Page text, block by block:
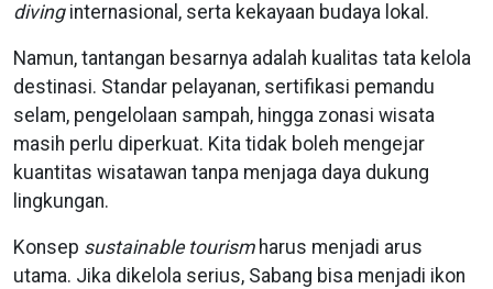
divinginternasional, serta kekayaan budaya lokal.
Namun, tantangan besarnya adalah kualitas tata kelola
destinasi. Standar pelayanan, sertifikasi pemandu
selam, pengelolaan sampah, hingga zonasi wisata
masih perlu diperkuat. Kita tidak boleh mengejar
kuantitas wisatawan tanpa menjaga daya dukung
lingkungan.
Konsep sustainable tourismharus menjadi arus
utama. Jika dikelola serius, Sabang bisa menjadi ikon